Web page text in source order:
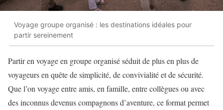
Voyage groupe organisé : les destinations idéales pour
partir sereinement
Partir en voyage en groupe organisé séduit de plus en plus de
voyageurs en quête de simplicité, de convivialité et de sécurité.
Que l’on voyage entre amis, en famille, entre collègues ou avec
des inconnus devenus compagnons d’aventure, ce format permet